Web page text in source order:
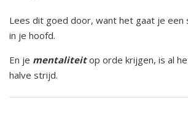
Lees dit goed door, want het gaat je een
in je hoofd.
En je mentaliteit op orde krijgen, is al
halve strijd.